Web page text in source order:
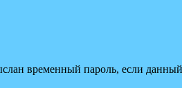
временный пароль, если